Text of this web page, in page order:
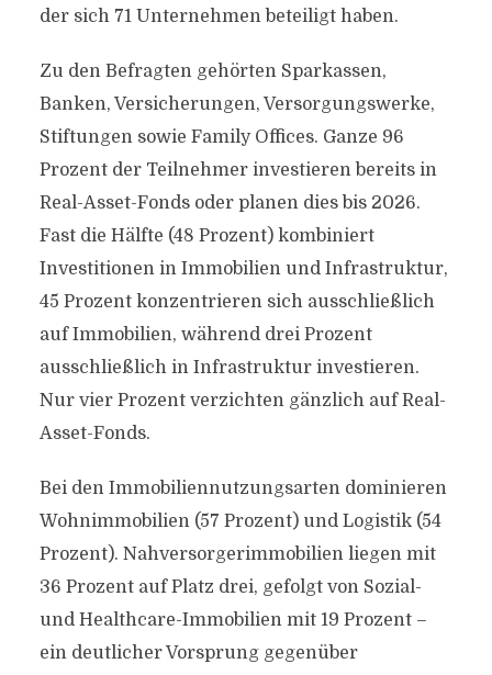
der sich 71 Unternehmen beteiligt haben.
Zu den Befragten gehörten Sparkassen,
Banken, Versicherungen, Versorgungswerke,
Stiftungen sowie Family Offices. Ganze 96
Prozent der Teilnehmer investieren bereits in
Real-Asset-Fonds oder planen dies bis 2026.
Fast die Hälfte (48 Prozent) kombiniert
Investitionen in Immobilien und Infrastruktur,
45 Prozent konzentrieren sich ausschließlich
auf Immobilien, während drei Prozent
ausschließlich in Infrastruktur investieren.
Nur vier Prozent verzichten gänzlich auf Real-
Asset-Fonds.
Bei den Immobiliennutzungsarten dominieren
Wohnimmobilien (57 Prozent) und Logistik (54
Prozent). Nahversorgerimmobilien liegen mit
36 Prozent auf Platz drei, gefolgt von Sozial-
und Healthcare-Immobilien mit 19 Prozent –
ein deutlicher Vorsprung gegenüber